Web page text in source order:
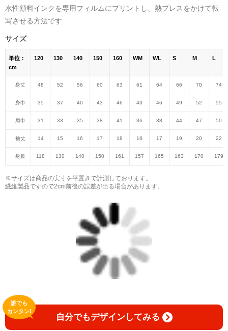
水性顔料インクを専用フィルムにプリントし、熱プレスをかけて転
写させる方法です
サイズ
単位：
cm
120 130 140 150 160 WM WL S M L
身丈 48 52 56 60 63 61 64 66 70 74
身巾 35 37 40 43 46 43 46 49 52 55
肩巾 31 33 35 38 41 36 38 44 47 50
袖丈 14 15 16 17 18 16 17 19 20 22
身長 118 130 140 150 161 157 165 163 170 179
※サイズは商品の実寸を平置きで計測しております。
繊維製品ですので2cm前後の誤差が出る場合があります。
自分でもデザインしてみる
誰でも
カンタン!